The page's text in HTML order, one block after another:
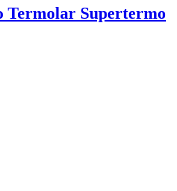
Termolar Supertermo